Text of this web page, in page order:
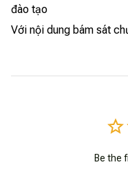
đào tạo
Với nội dung bám sát
Be the